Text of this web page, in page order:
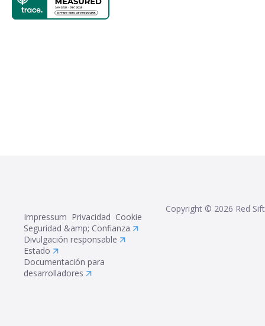
Impressum Privacidad Cookie
Seguridad &amp; Confianza
Divulgación responsable
Estado
Documentación para
desarrolladores
Copyright © 2026 Red Sift